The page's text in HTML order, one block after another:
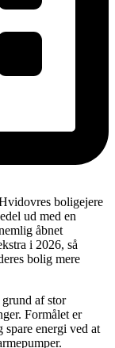
boligejere
ud med en
åbnet
i 2026, så
bolig mere
af stor
Formålet er
energi ved at